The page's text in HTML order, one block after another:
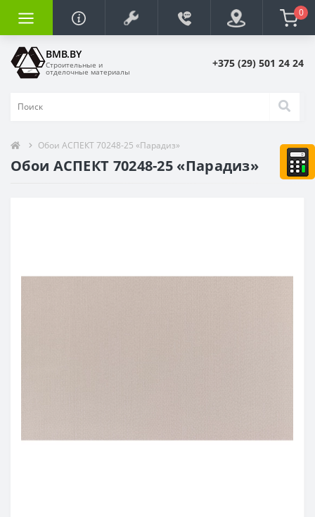
0
BMB.BY
Строительные и
отделочные материалы
+375 (29) 501 24 24
Обои АСПЕКТ 70248-25 «Парадиз»
Обои АСПЕКТ 70248-25 «Парадиз»